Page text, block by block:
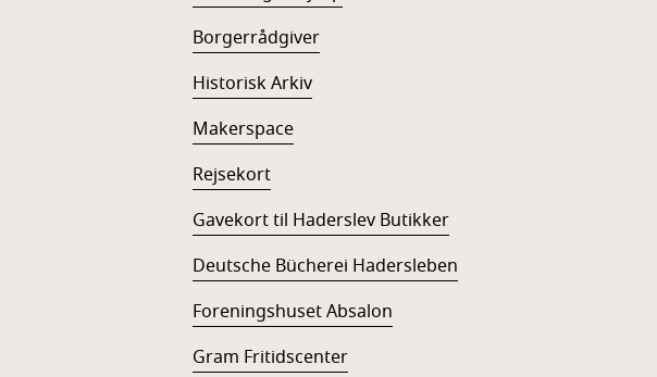
Borgerrådgiver
Historisk Arkiv
Makerspace
Rejsekort
Gavekort til Haderslev Butikker
Deutsche Bücherei Hadersleben
Foreningshuset Absalon
Gram Fritidscenter